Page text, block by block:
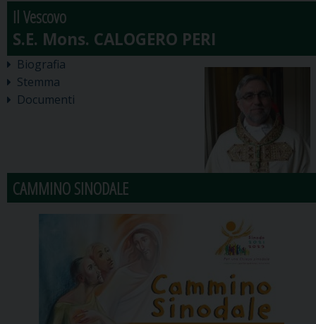
Il Vescovo
Biografia
Stemma
Documenti
CAMMINO SINODALE